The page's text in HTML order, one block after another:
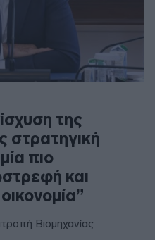
της
στρατηγική
πιο
και
Βιομηχανίας